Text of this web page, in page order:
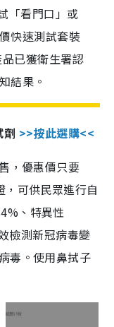
「看門口」或
快速測試套裝
已獲衛生署認
結果。
劑 >>按此選購<<
，優惠價只要
可供民眾進行自
、特異性
檢測新冠病毒變
毒。使用鼻拭子